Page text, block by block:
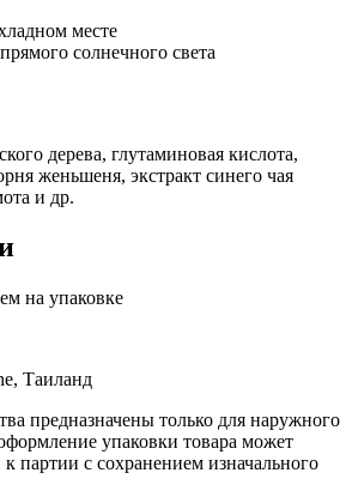
месте
солнечного света
дерева, глутаминовая кислота,
женьшеня, экстракт синего чая
и др.
на упаковке
Таиланд
предназначены только для наружного
упаковки товара может
к партии с сохранением изначального